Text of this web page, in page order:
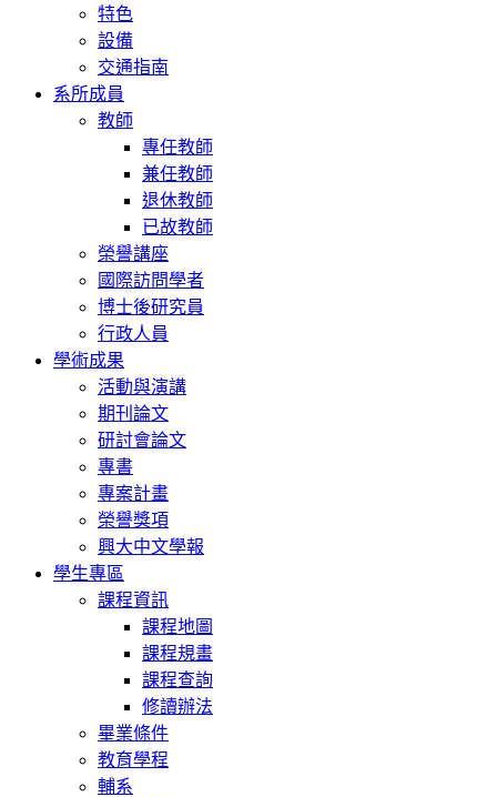
特色
設備
交通指南
系所成員
教師
專任教師
兼任教師
退休教師
已故教師
榮譽講座
國際訪問學者
博士後研究員
行政人員
學術成果
活動與演講
期刊論文
研討會論文
專書
專案計畫
榮譽獎項
興大中文學報
學生專區
課程資訊
課程地圖
課程規畫
課程查詢
修讀辦法
畢業條件
教育學程
輔系